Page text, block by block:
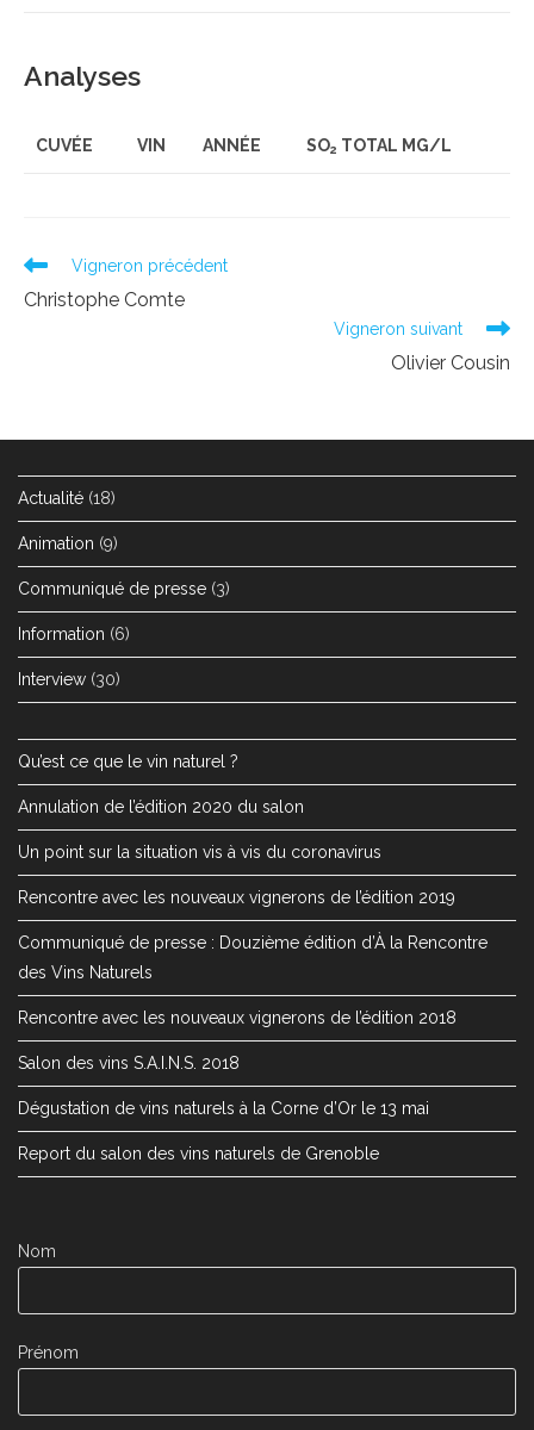
Analyses
CUVÉE VIN ANNÉE SO2 TOTAL MG/L
Read
articles
Vigneron précédent
Christophe Comte
Vigneron suivant
Olivier Cousin
Actualité (18)
Animation (9)
Communiqué de presse (3)
Information (6)
Interview (30)
Qu’est ce que le vin naturel ?
Annulation de l’édition 2020 du salon
Un point sur la situation vis à vis du coronavirus
Rencontre avec les nouveaux vignerons de l’édition 2019
Communiqué de presse : Douzième édition d’À la Rencontre
des Vins Naturels
Rencontre avec les nouveaux vignerons de l’édition 2018
Salon des vins S.A.I.N.S. 2018
Dégustation de vins naturels à la Corne d’Or le 13 mai
Report du salon des vins naturels de Grenoble
Nom
Prénom